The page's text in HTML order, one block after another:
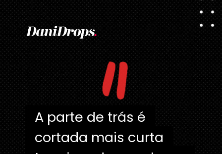
Opening
"
A parte de trás é
cortada mais curta
A parte de trás é
cortada mais curta